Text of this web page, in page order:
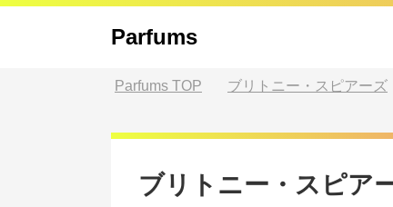
Parfums
Parfums TOP ブリトニー・スピアーズ
ブリトニー・スピア